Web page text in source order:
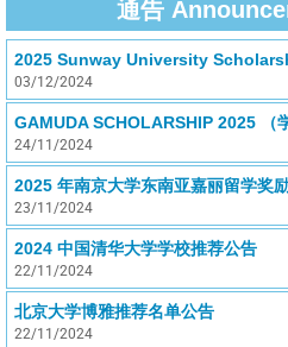
通告
2025 Sunway University
03/12/2024
GAMUDA SCHOLARSHIP 2025 （
24/11/2024
2025 年南京大学东南亚嘉丽留学奖
23/11/2024
2024 中国清华大学学校推荐公告
22/11/2024
北京大学博雅推荐名单公告
22/11/2024